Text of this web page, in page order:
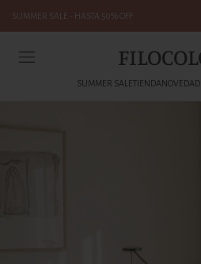
SUMMER SALE - HASTA 50% OFF
SUMMER SALETIENDA